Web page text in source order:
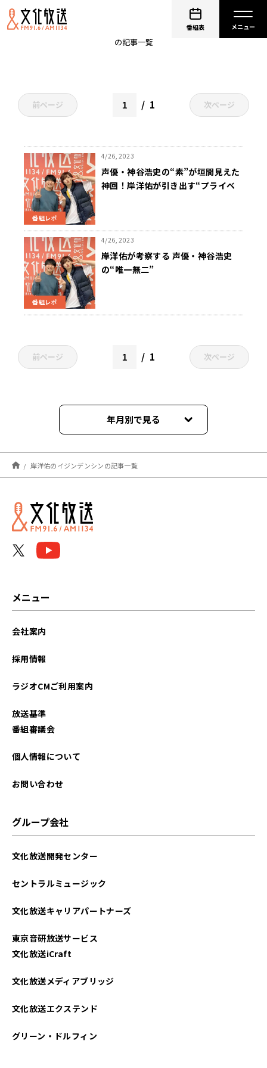
番組表
岸洋佑のイジンデンシン
の記事一覧
前ページ 1 次ページ
番組レポ
4/26, 2023
声優・神谷浩史の“素”が垣間見えた
神回！岸洋佑が引き出す“プライベ
番組レポ
4/26, 2023
岸洋佑が考察する 声優・神谷浩史
の“唯一無二”
前ページ 1 次ページ
年月別で見る
2023年07月
2023年06月
2023年05月
岸洋佑のイジンデンシンの記事一覧
メニュー
会社案内
採用情報
ラジオCMご利用案内
放送基準
番組審議会
個人情報について
お問い合わせ
グループ会社
文化放送開発センター
セントラルミュージック
文化放送キャリアパートナーズ
東京音研放送サービス
文化放送iCraft
文化放送メディアブリッジ
文化放送エクステンド
グリーン・ドルフィン